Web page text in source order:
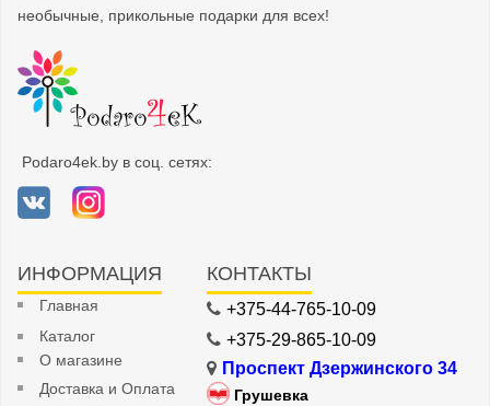
необычные, прикольные подарки для всех!
Podaro4ek.by в соц. сетях:
ИНФОРМАЦИЯ
Главная
Каталог
О магазине
Доставка и Оплата
КОНТАКТЫ
+375-44-765-10-09
+375-29-865-10-09
Проспект Дзержинского 34
Грушевка